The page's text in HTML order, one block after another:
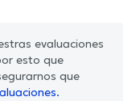
evaluaciones
esto que
que